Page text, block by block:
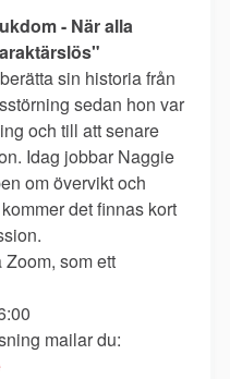
- När alla
sin historia från
sedan hon var
och till att senare
Idag jobbar Naggie
om övervikt och
det finnas kort
som ett
mailar du: